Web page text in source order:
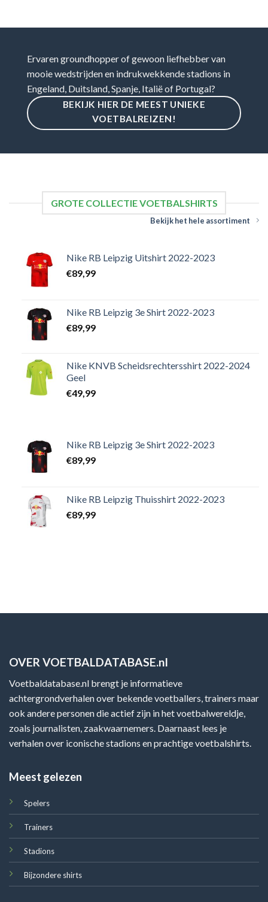
Ervaren groundhopper of gewoon liefhebber van
mooie wedstrijden en indrukwekkende stadions in
Engeland, Duitsland, Spanje, Italië of Portugal?
BEKIJK HIER DE MEEST UNIEKE
VOETBALREIZEN!
GROTE COLLECTIE VOETBALSHIRTS
Bekijk het hele assortiment
Nike RB Leipzig Uitshirt 2022-2023
€89,99
Nike RB Leipzig 3e Shirt 2022-2023
€89,99
Nike KNVB Scheidsrechtersshirt 2022-2024
Geel
€49,99
Nike RB Leipzig 3e Shirt 2022-2023
€89,99
Nike RB Leipzig Thuisshirt 2022-2023
€89,99
OVER VOETBALDATABASE.nl
Voetbaldatabase.nl brengt je informatieve
achtergrondverhalen over bekende voetballers, trainers maar
ook andere personen die actief zijn in het voetbalwereldje,
zoals journalisten, zaakwaarnemers. Daarnaast lees je
verhalen over iconische stadions en prachtige voetbalshirts.
Meest gelezen
Spelers
Trainers
Stadions
Bijzondere shirts